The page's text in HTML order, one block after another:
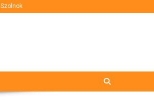
Szolnok